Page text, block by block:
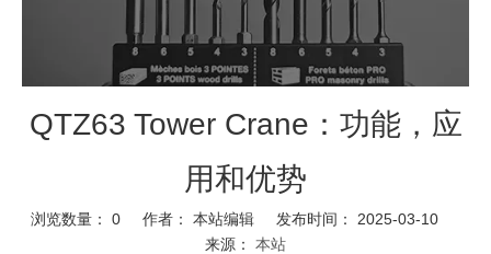
QTZ63 Tower Crane：功能，应
用和优势
浏览数量： 0 作者： 本站编辑 发布时间： 2025-03-10
来源： 本站